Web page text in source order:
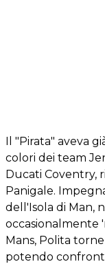
Il "Pirata" aveva
colori dei team
Ducati Coventry,
Panigale.
dell'Isola di Man,
occasionalmente
Mans, Polita
potendo